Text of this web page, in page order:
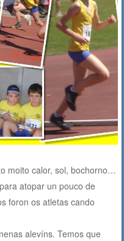
moito calor, sol, bochorno…
atopar un pouco de
foron os atletas cando
alevíns. Temos que